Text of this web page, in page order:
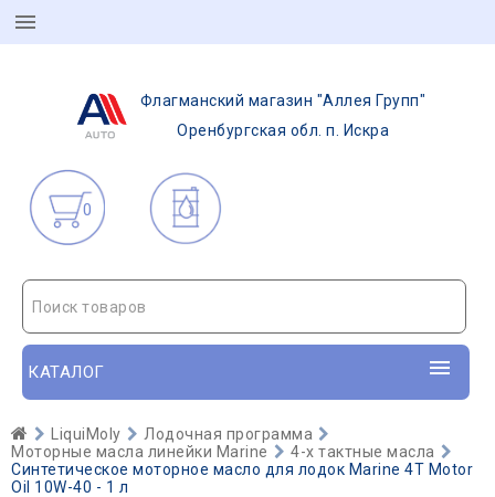
Флагманский магазин "Аллея Групп"
Оренбургская обл. п. Искра
0
Поиск товаров
КАТАЛОГ
LiquiMoly
Лодочная программа
Моторные масла линейки Marine
4-х тактные масла
Синтетическое моторное масло для лодок Marine 4T Motor
Oil 10W-40 - 1 л